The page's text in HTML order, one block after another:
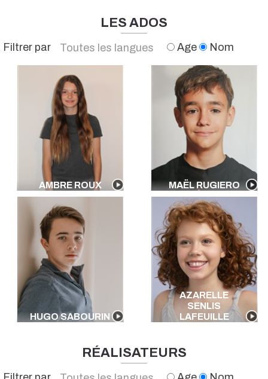
LES ADOS
Filtrer par
Toutes les langues
Anglais
Espagnol
Italien
Allemand
Portugais
Polonais
Américain
Néerlandais
Arabe
Kabyle
Vietnamien
Créole
Algérien
Ch'ti
Peulh
Chinois
Mandarin
Brésilien
Age Nom
AMBRE ROUX MAËL RUGIERO
HUGO SABOURIN
AZARELLE
SENLIS
LAFEUILLE
RÉALISATEURS